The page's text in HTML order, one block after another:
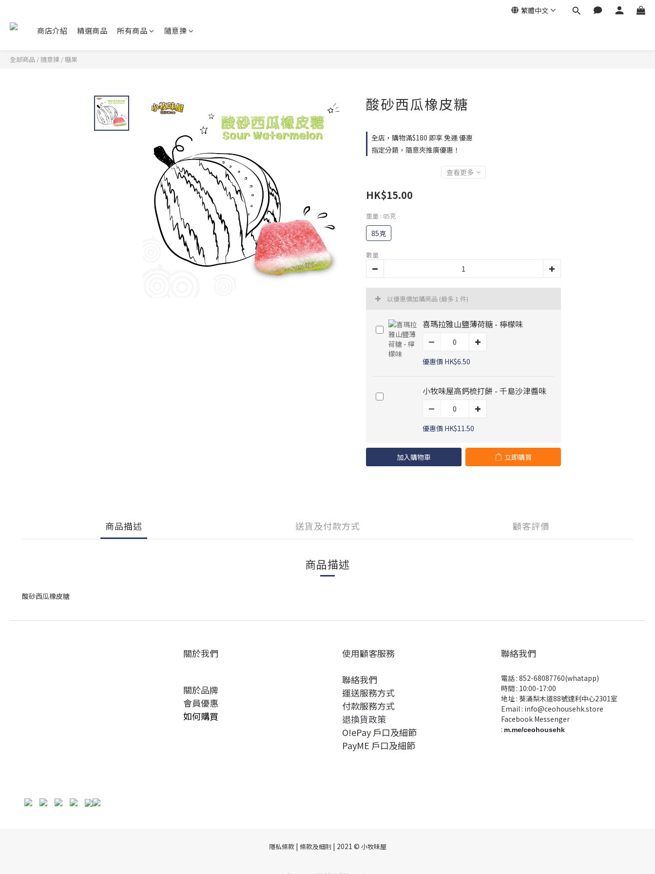
繁體中文
商店介紹 精選商品 所有商品 隨意揀
全部商品 / 隨意揀 /糖果
酸砂西瓜橡皮糖
全店，購物滿$180 即享 免運 優惠
指定分類，隨意夾推廣優惠！
查看更多
HK$15.00
重量 : 85克
85克
數量
以優惠價加購商品 (最多 1 件)
喜瑪拉雅山鹽薄荷糖 - 檸檬味
優惠價 HK$6.50
小牧味屋高鈣梳打餅 - 千島沙津醬味
優惠價 HK$11.50
加入購物車 立即購買
商品描述 送貨及付款方式 顧客評價
商品描述
酸砂西瓜橡皮糖
關於我們
關於品牌
會員優惠
如何購買
使用顧客服務
聯絡我們
運送服務方式
付款服務方式
退換貨政策
O!ePay 戶口及細節
PayME 戶口及細節
聯絡我們
電話 : 852-68087760(whatapp)
時間 : 10:00-17:00
地址 : 葵涌梨木道88號達利中心2301室
Email : info@ceohousehk.store
Facebook Messenger
: m.me/ceohousehk
隱私條款| 條款及細則 | 2021 © 小牧味屋